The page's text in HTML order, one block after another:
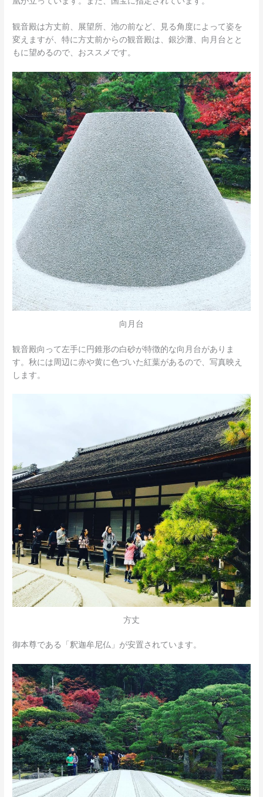
観音殿は方丈前、展望所、池の前など、見る角度によって姿を
変えますが、特に方丈前からの観音殿は、銀沙灘、向月台とと
もに望めるので、おススメです。
向月台
観音殿向って左手に円錐形の白砂が特徴的な向月台がありま
す。秋には周辺に赤や黄に色づいた紅葉があるので、写真映え
します。
方丈
御本尊である「釈迦牟尼仏」が安置されています。